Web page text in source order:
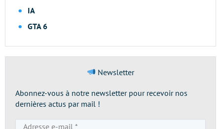
IA
GTA 6
Newsletter
Abonnez-vous à notre newsletter pour recevoir nos
dernières actus par mail !